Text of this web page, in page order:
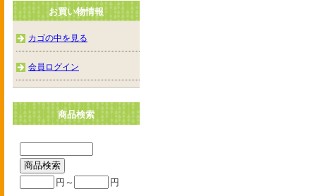
お買い物情報
カゴの中を見る
会員ログイン
商品検索
円～ 円